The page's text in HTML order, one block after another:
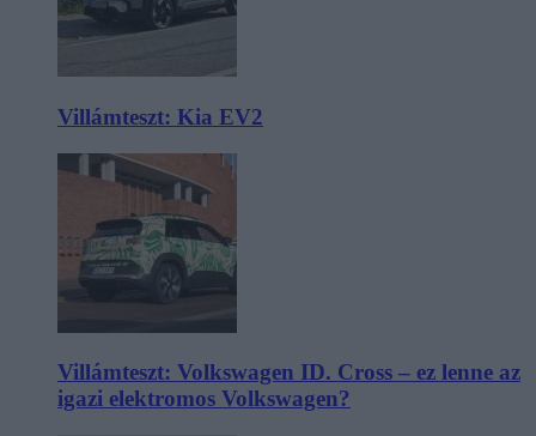
Villámteszt: Kia EV2
Villámteszt: Volkswagen ID. Cross – ez lenne az
igazi elektromos Volkswagen?